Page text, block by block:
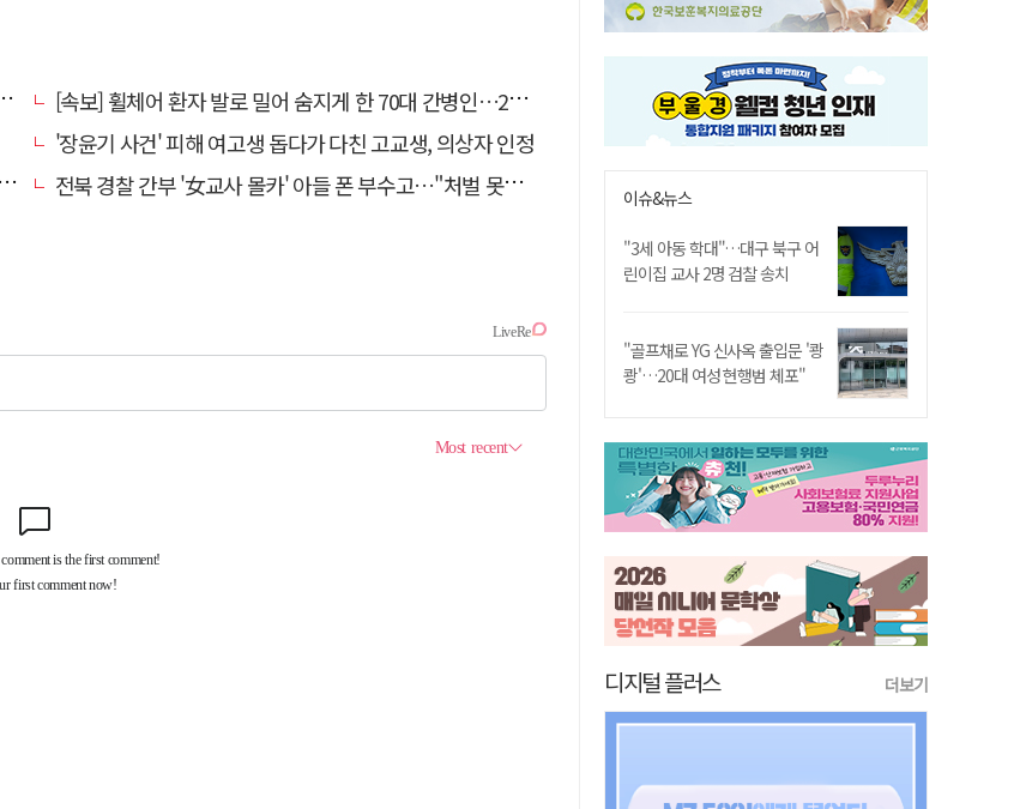
[속보] 휠체어 환자 발로 밀어 숨지게 한 70대 간병인…2심도 집행유예
'장윤기 사건' 피해 여고생 돕다가 다친 고교생, 의상자 인정
전북 경찰 간부 '女교사 몰카' 아들 폰 부수고…"처벌 못하는 사안" 내부망에 글 이슈&뉴스
"3세 아동 학대"…대구 북구 어
린이집 교사 2명 검찰 송치
"골프채로 YG 신사옥 출입문 '쾅
쾅'…20대 여성 현행범 체포"
디지털 플러스 더보기